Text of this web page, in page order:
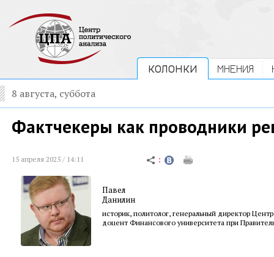
КОЛОНКИ МНЕНИЯ
8 августа, суббота
Фактчекеры как проводники
15 апреля 2025 / 14:11
Павел
Данилин
историк, политолог, генеральный директор
доцент Финансового университета при